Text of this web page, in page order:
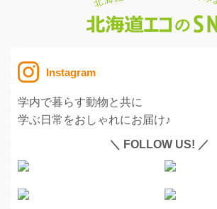
Instagram
学内で暮らす動物と共に
学ぶ日常をおしゃれにお届け♪
＼ FOLLOW US! ／